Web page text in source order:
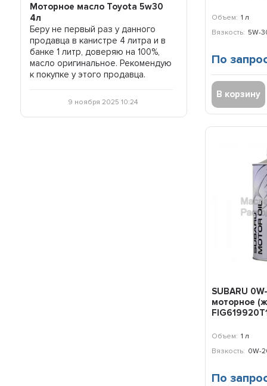
Моторное масло Toyota 5w30
4л
Беру не первый раз у данного
продавца в канистре 4 литра и в
банке 1 литр, доверяю на 100%,
масло оригинальное. Рекомендую
к покупке у этого продавца.
9 ноября 2025 10:24
Отличный товар, соотношение
цена-качество
29 октября
Объем: 1 л
Вязкость: 5W-
По
В корзину
SUBARU
моторное
Объем: 1 л
Вязкость: 0W-
По